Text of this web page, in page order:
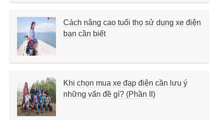
Cách nâng cao tuổi thọ sử dụng xe điện
bạn cần biết
Khi chọn mua xe đạp điện cần lưu ý
những vấn đề gì? (Phần II)